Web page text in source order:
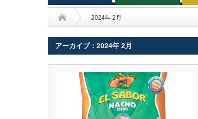
2024年 2月
アーカイブ：2024年 2月